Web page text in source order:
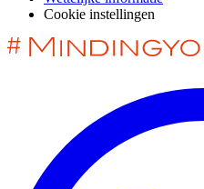
Cookie instellingen